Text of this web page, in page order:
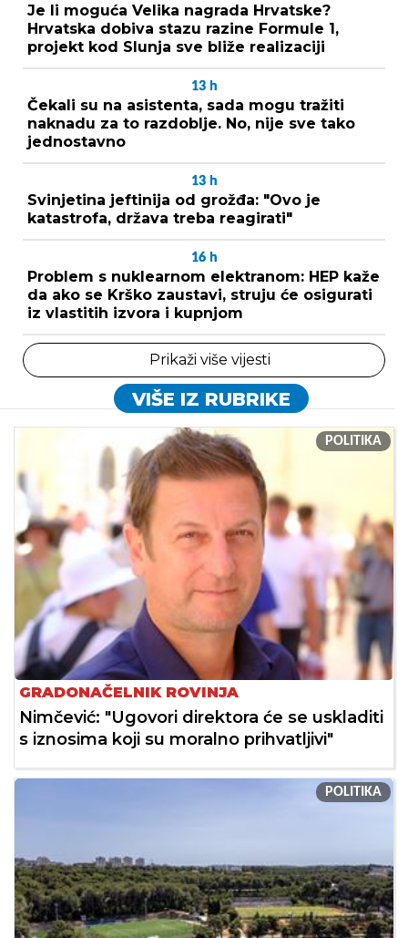
Je li moguća Velika nagrada Hrvatske?
Hrvatska dobiva stazu razine Formule 1,
projekt kod Slunja sve bliže realizaciji
13 h
Čekali su na asistenta, sada mogu tražiti
naknadu za to razdoblje. No, nije sve tako
jednostavno
13 h
Svinjetina jeftinija od grožđa: "Ovo je
katastrofa, država treba reagirati"
16 h
Problem s nuklearnom elektranom: HEP kaže
da ako se Krško zaustavi, struju će osigurati
iz vlastitih izvora i kupnjom
Prikaži više vijesti
VIŠE IZ RUBRIKE
POLITIKA
GRADONAČELNIK ROVINJA
Nimčević: "Ugovori direktora će se uskladiti
s iznosima koji su moralno prihvatljivi"
POLITIKA